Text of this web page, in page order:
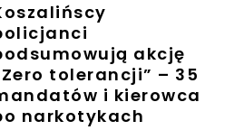
akcję
tolerancji” – 35
i kierowca
narkotykach